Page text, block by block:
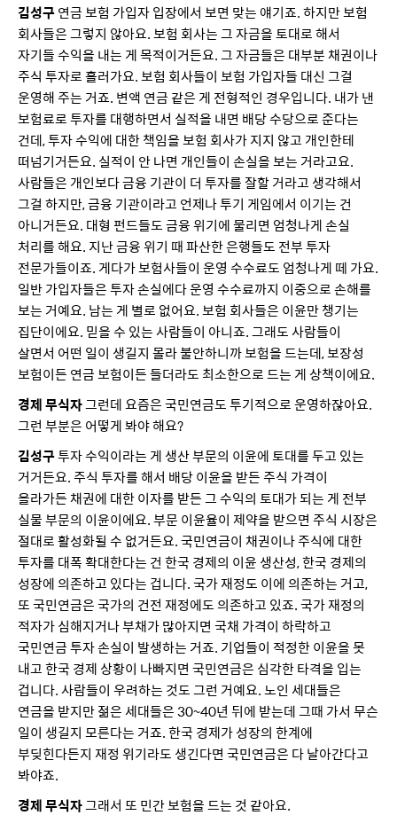
김성구연금 보험 가입자 입장에서 보면 맞는 얘기죠. 하지만 보험
회사들은 그렇지 않아요. 보험 회사는 그 자금을 토대로 해서
자기들 수익을 내는 게 목적이거든요. 그 자금들은 대부분 채권이나
주식 투자로 흘러가요. 보험 회사들이 보험 가입자들 대신 그걸
운영해 주는 거죠. 변액 연금 같은 게 전형적인 경우입니다. 내가 낸
보험료로 투자를 대행하면서 실적을 내면 배당 수당으로 준다는
건데, 투자 수익에 대한 책임을 보험 회사가 지지 않고 개인한테
떠넘기거든요. 실적이 안 나면 개인들이 손실을 보는 거라고요.
사람들은 개인보다 금융 기관이 더 투자를 잘할 거라고 생각해서
그걸 하지만, 금융 기관이라고 언제나 투기 게임에서 이기는 건
아니거든요. 대형 펀드들도 금융 위기에 물리면 엄청나게 손실
처리를 해요. 지난 금융 위기 때 파산한 은행들도 전부 투자
전문가들이죠. 게다가 보험사들이 운영 수수료도 엄청나게 떼 가요.
일반 가입자들은 투자 손실에다 운영 수수료까지 이중으로 손해를
보는 거예요. 남는 게 별로 없어요. 보험 회사들은 이윤만 챙기는
집단이에요. 믿을 수 있는 사람들이 아니죠. 그래도 사람들이
살면서 어떤 일이 생길지 몰라 불안하니까 보험을 드는데, 보장성
보험이든 연금 보험이든 들더라도 최소한으로 드는 게 상책이에요.
경제 무식자그런데 요즘은 국민연금도 투기적으로 운영하잖아요.
그런 부분은 어떻게 봐야 해요?
김성구투자 수익이라는 게 생산 부문의 이윤에 토대를 두고 있는
거거든요. 주식 투자를 해서 배당 이윤을 받든 주식 가격이
올라가든 채권에 대한 이자를 받든 그 수익의 토대가 되는 게 전부
실물 부문의 이윤이에요. 부문 이윤율이 제약을 받으면 주식 시장은
절대로 활성화될 수 없거든요. 국민연금이 채권이나 주식에 대한
투자를 대폭 확대한다는 건 한국 경제의 이윤 생산성, 한국 경제의
성장에 의존하고 있다는 겁니다. 국가 재정도 이에 의존하는 거고,
또 국민연금은 국가의 건전 재정에도 의존하고 있죠. 국가 재정의
적자가 심해지거나 부채가 많아지면 국채 가격이 하락하고
국민연금 투자 손실이 발생하는 거죠. 기업들이 적정한 이윤을 못
내고 한국 경제 상황이 나빠지면 국민연금은 심각한 타격을 입는
겁니다. 사람들이 우려하는 것도 그런 거예요. 노인 세대들은
연금을 받지만 젊은 세대들은 30~40년 뒤에 받는데 그때 가서 무슨
일이 생길지 모른다는 거죠. 한국 경제가 성장의 한계에
부딪힌다든지 재정 위기라도 생긴다면 국민연금은 다 날아간다고
봐야죠.
경제 무식자그래서 또 민간 보험을 드는 것 같아요.